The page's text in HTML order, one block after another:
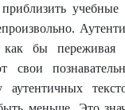
как бы
свои